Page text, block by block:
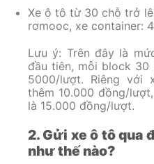
Xe ô tô từ 30 chỗ trở
rơmooc, xe container:
Lưu ý: Trên đây là
đầu tiên, mỗi block
5000/lượt. Riêng với
thêm 10.000 đồng/
là 15.000 đồng/lượt.
2. Gửi xe ô tô qua
như thế nào?